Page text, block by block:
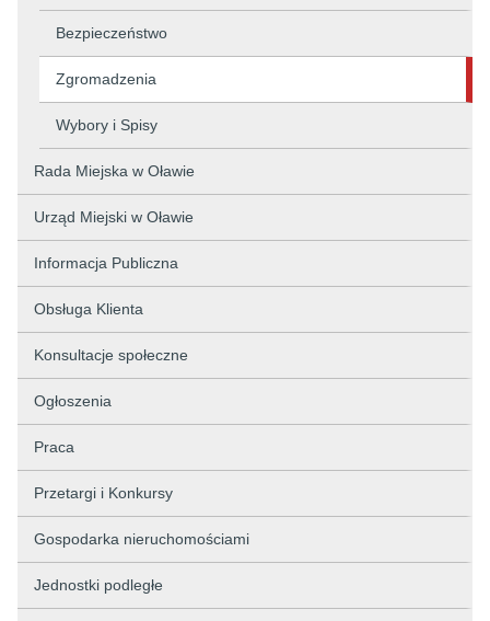
Bezpieczeństwo
Zgromadzenia
Wybory i Spisy
Rada Miejska w Oławie
Urząd Miejski w Oławie
Informacja Publiczna
Obsługa Klienta
Konsultacje społeczne
Ogłoszenia
Praca
Przetargi i Konkursy
Gospodarka nieruchomościami
Jednostki podległe